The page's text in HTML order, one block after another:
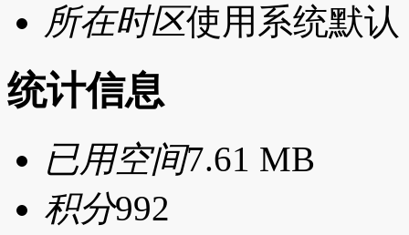
所在时区使用系统默认
统计信息
已用空间7.61 MB
积分992